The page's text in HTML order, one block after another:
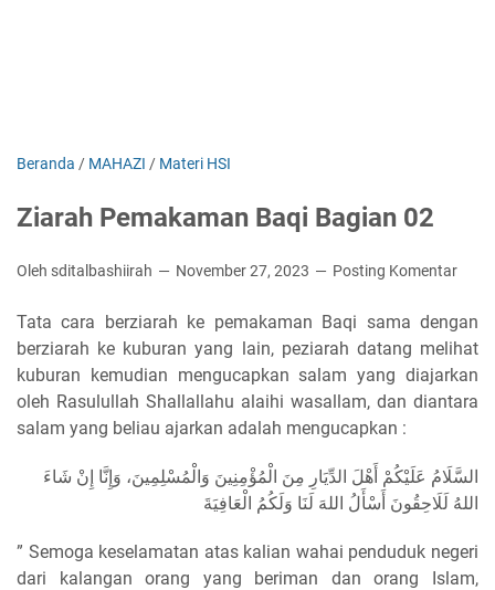
Beranda / MAHAZI / Materi HSI
Ziarah Pemakaman Baqi Bagian 02
Oleh sditalbashiirah November 27, 2023 Posting Komentar
Tata cara berziarah ke pemakaman Baqi sama dengan
berziarah ke kuburan yang lain, peziarah datang melihat
kuburan kemudian mengucapkan salam yang diajarkan
oleh Rasulullah Shallallahu alaihi wasallam, dan diantara
salam yang beliau ajarkan adalah mengucapkan :
السَّلَامُ عَلَيْكُمْ أَهْلَ الدِّيَارِ مِنَ الْمُؤْمِنِينَ وَالْمُسْلِمِينَ، وَإِنَّا إِنْ شَاءَ
اللهُ لَلَاحِقُونَ أَسْأَلُ اللهَ لَنَا وَلَكُمُ الْعَافِيَةَ
” Semoga keselamatan atas kalian wahai penduduk negeri
dari kalangan orang yang beriman dan orang Islam,